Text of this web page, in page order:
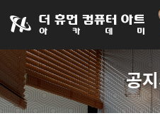
031-252-7277 수원캠
공
아카데미소개
인사말